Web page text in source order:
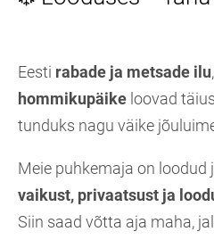
Eesti rabade ja metsade ilu,
hommikupäike loovad
tunduks nagu väike
Meie puhkemaja on loodud
vaikust, privaatsust ja
Siin saad võtta aja maha,